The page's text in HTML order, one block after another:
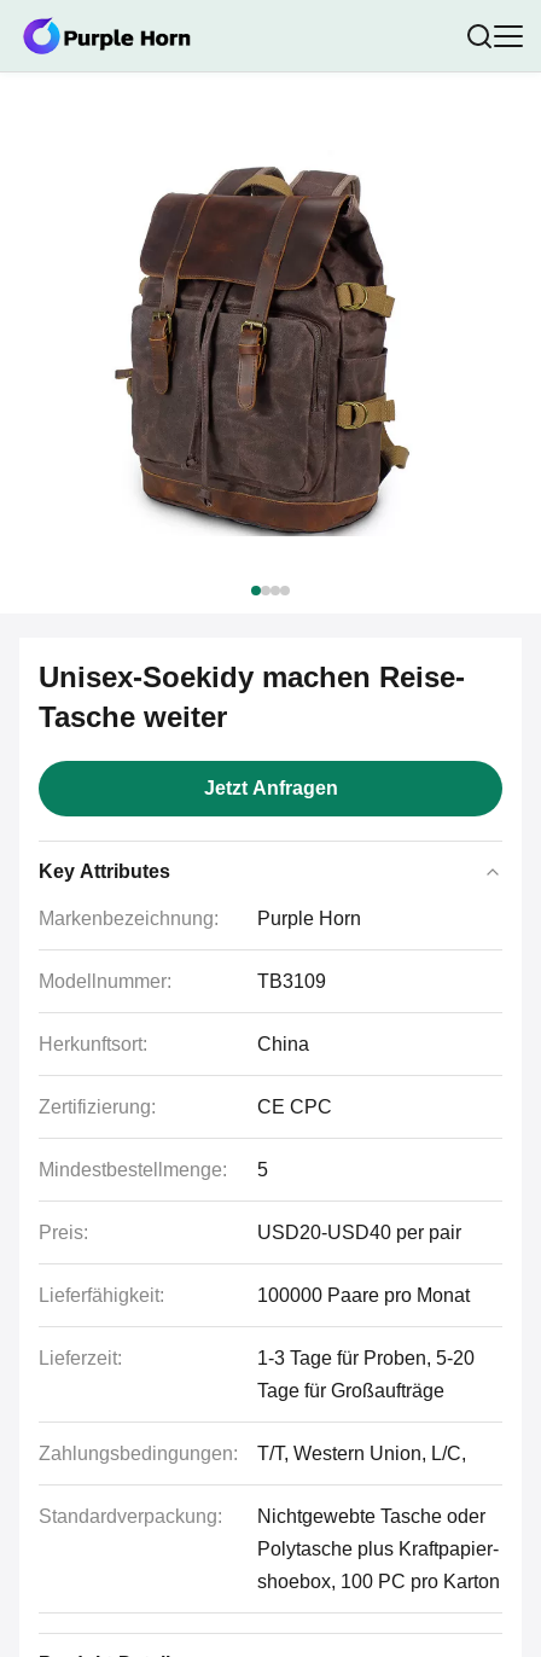
Unisex-Soekidy machen Reise-
Tasche weiter
Jetzt Anfragen
Key Attributes
Markenbezeichnung: Purple Horn
Modellnummer: TB3109
Herkunftsort: China
Zertifizierung: CE CPC
Mindestbestellmenge: 5
Preis: USD20-USD40 per pair
Lieferfähigkeit: 100000 Paare pro Monat
Lieferzeit:
1-3 Tage für Proben, 5-20
Tage für Großaufträge
Zahlungsbedingungen: T/T, Western Union, L/C,
Standardverpackung:
Nichtgewebte Tasche oder
Polytasche plus Kraftpapier-
shoebox, 100 PC pro Karton